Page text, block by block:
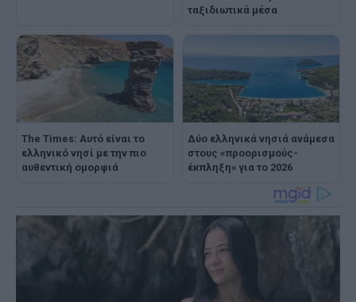
ταξιδιωτικά μέσα
The Times: Αυτό είναι το
ελληνικό νησί με την πιο
αυθεντική ομορφιά
Δύο ελληνικά νησιά ανάμεσα
στους «προορισμούς-
έκπληξη» για το 2026